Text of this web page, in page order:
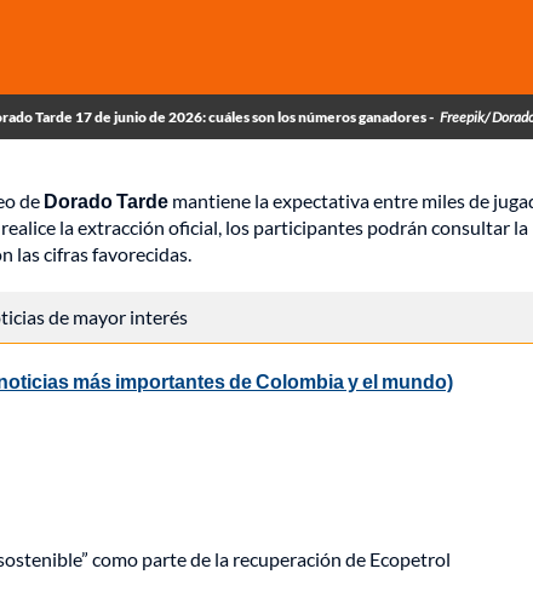
Tarde 17 de junio de 2026: cuáles son los números ganadores - Freepik/
de Dorado Tarde mantiene la expectativa entre miles de
la extracción oficial, los participantes podrán consultar la
las cifras favorecidas.
de mayor interés
más importantes de Colombia y el mundo)
como parte de la recuperación de Ecopetrol